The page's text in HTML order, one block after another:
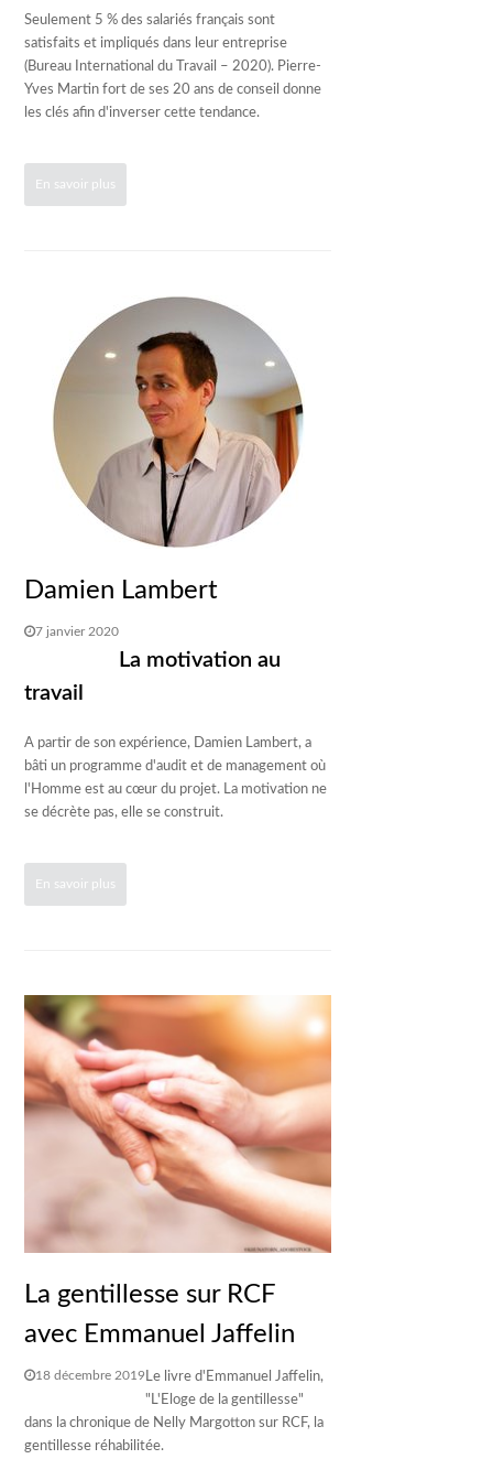
Seulement 5 % des salariés français sont
satisfaits et impliqués dans leur entreprise
(Bureau International du Travail – 2020). Pierre-
Yves Martin fort de ses 20 ans de conseil donne
les clés afin d'inverser cette tendance.
En savoir plus
Damien Lambert
7 janvier 2020
La motivation au
travail
A partir de son expérience, Damien Lambert, a
bâti un programme d'audit et de management où
l'Homme est au cœur du projet. La motivation ne
se décrète pas, elle se construit.
En savoir plus
La gentillesse sur RCF
avec Emmanuel Jaffelin
18 décembre 2019 Le livre d'Emmanuel Jaffelin,
"L'Eloge de la gentillesse"
dans la chronique de Nelly Margotton sur RCF, la
gentillesse réhabilitée.